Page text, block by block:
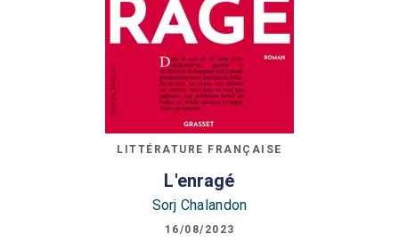
LITTÉRATURE FRANÇAISE
L'enragé
Sorj Chalandon
16/08/2023